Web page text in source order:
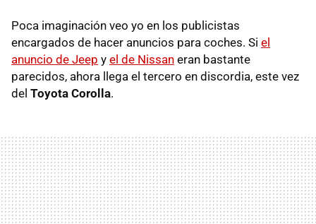
Poca imaginación veo yo en los publicistas
encargados de hacer anuncios para coches. Si el
anuncio de Jeep y el de Nissan eran bastante
parecidos, ahora llega el tercero en discordia, este vez
del Toyota Corolla.